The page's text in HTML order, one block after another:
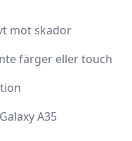
mot skador
färger eller touch
A35